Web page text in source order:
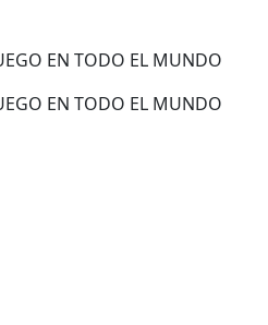
EN TODO EL MUNDO
EN TODO EL MUNDO